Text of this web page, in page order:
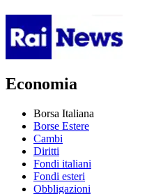
Economia
Borsa Italiana
Borse Estere
Cambi
Diritti
Fondi italiani
Fondi esteri
Obbligazioni